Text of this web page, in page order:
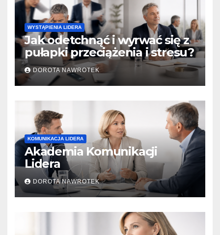
WYSTĄPIENIA LIDERA
Jak odetchnąć i wyrwać się z
pułapki przeciążenia i stresu?
DOROTA NAWROTEK
KOMUNIKACJA LIDERA
Akademia Komunikacji
Lidera
DOROTA NAWROTEK